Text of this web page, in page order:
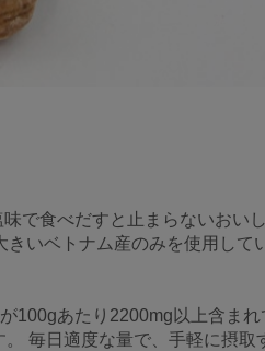
で食べだすと止まらないおい
いベトナム産のみを使用して
100gあたり2200mg以上含まれ
毎日適度な量で、手軽に摂取